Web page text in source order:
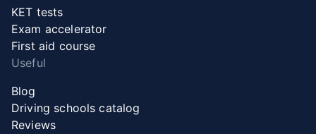
KET tests
Exam accelerator
First aid course
Useful
Blog
Driving schools catalog
Reviews